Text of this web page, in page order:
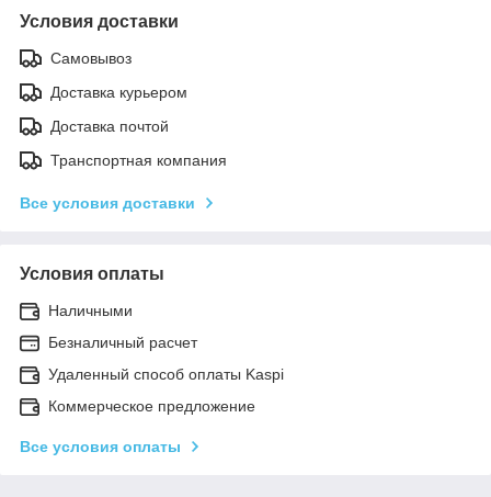
Условия доставки
Самовывоз
Доставка курьером
Доставка почтой
Транспортная компания
Все условия доставки
Условия оплаты
Наличными
Безналичный расчет
Удаленный способ оплаты Kaspi
Коммерческое предложение
Все условия оплаты